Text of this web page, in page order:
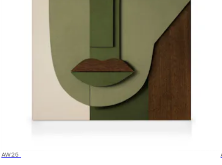
30%*
AW25